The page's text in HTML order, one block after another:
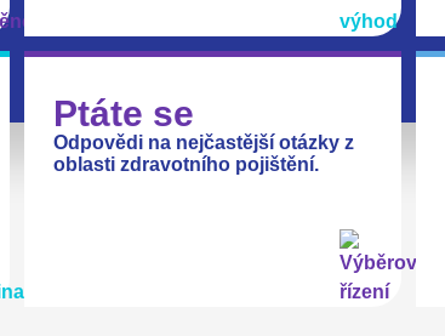
Ptáte se
Odpovědi na nejčastější otázky z
oblasti zdravotního pojištění.